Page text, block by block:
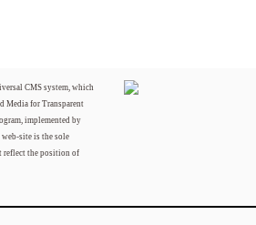
CMS system, which
Media for Transparent
implemented by
site is the sole
reflect the position of